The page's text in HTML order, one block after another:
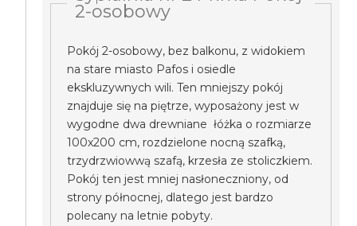
2-osobowy
Pokój 2-osobowy, bez balkonu, z widokiem
na stare miasto Pafos i osiedle
ekskluzywnych wili. Ten mniejszy pokój
znajduje się na piętrze, wyposażony jest w
wygodne dwa drewniane łóżka o rozmiarze
100x200 cm, rozdzielone nocną szafką,
trzydrzwiowwą szafą, krzesła ze stoliczkiem.
Pokój ten jest mniej nasłoneczniony, od
strony północnej, dlatego jest bardzo
polecany na letnie pobyty.